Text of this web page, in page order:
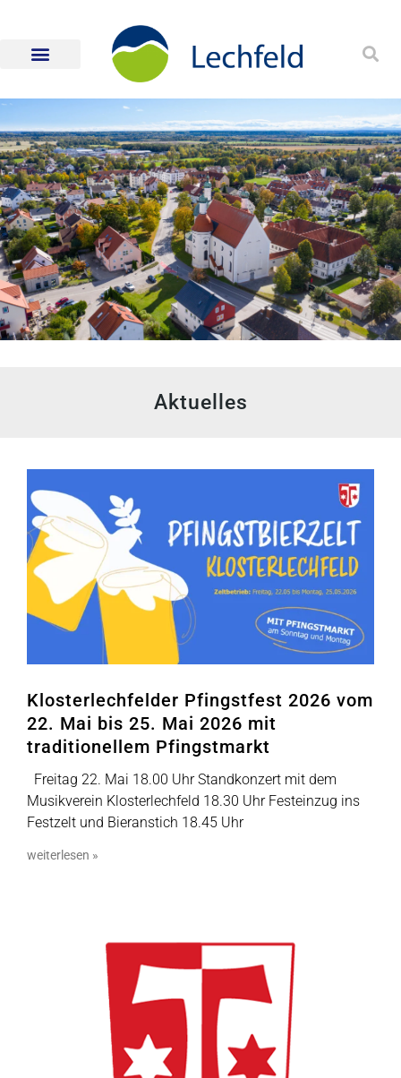
Aktuelles
Klosterlechfelder Pfingstfest 2026 vom
22. Mai bis 25. Mai 2026 mit
traditionellem Pfingstmarkt
Freitag 22. Mai 18.00 Uhr Standkonzert mit dem
Musikverein Klosterlechfeld 18.30 Uhr Festeinzug ins
Festzelt und Bieranstich 18.45 Uhr
weiterlesen »